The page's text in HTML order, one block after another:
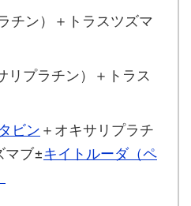
チン）＋トラスツズマ
リプラチン）＋トラス
ビン ＋オキサリプラチ
マブ±キイトルーダ（ペ